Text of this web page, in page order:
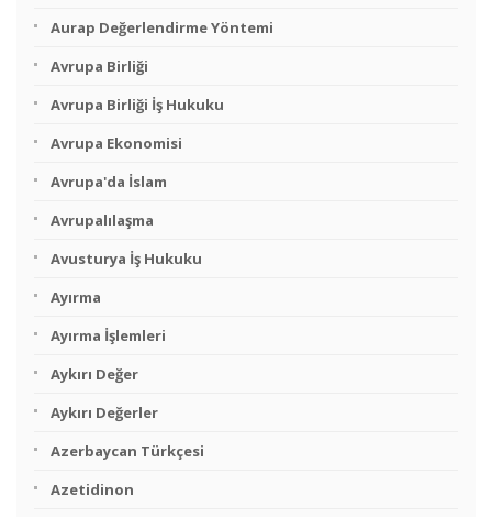
Aurap Değerlendirme Yöntemi
Avrupa Birliği
Avrupa Birliği İş Hukuku
Avrupa Ekonomisi
Avrupa'da İslam
Avrupalılaşma
Avusturya İş Hukuku
Ayırma
Ayırma İşlemleri
Aykırı Değer
Aykırı Değerler
Azerbaycan Türkçesi
Azetidinon